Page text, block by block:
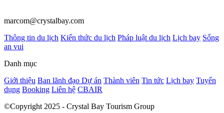
marcom@crystalbay.com
Thông tin du lịch Kiến thức du lịch Pháp luật du lịch Lịch bay Sống
an vui
Danh mục
Giới thiệu Ban lãnh đạo Dự án Thành viên Tin tức Lịch bay Tuyển
dụng Booking Liên hệ CBAIR
©Copyright 2025 - Crystal Bay Tourism Group